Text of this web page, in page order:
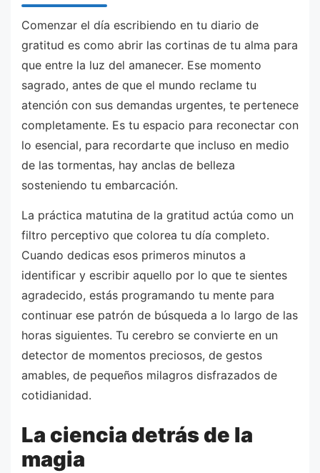
Comenzar el día escribiendo en tu diario de
gratitud es como abrir las cortinas de tu alma para
que entre la luz del amanecer. Ese momento
sagrado, antes de que el mundo reclame tu
atención con sus demandas urgentes, te pertenece
completamente. Es tu espacio para reconectar con
lo esencial, para recordarte que incluso en medio
de las tormentas, hay anclas de belleza
sosteniendo tu embarcación.
La práctica matutina de la gratitud actúa como un
filtro perceptivo que colorea tu día completo.
Cuando dedicas esos primeros minutos a
identificar y escribir aquello por lo que te sientes
agradecido, estás programando tu mente para
continuar ese patrón de búsqueda a lo largo de las
horas siguientes. Tu cerebro se convierte en un
detector de momentos preciosos, de gestos
amables, de pequeños milagros disfrazados de
cotidianidad.
La ciencia detrás de la
magia